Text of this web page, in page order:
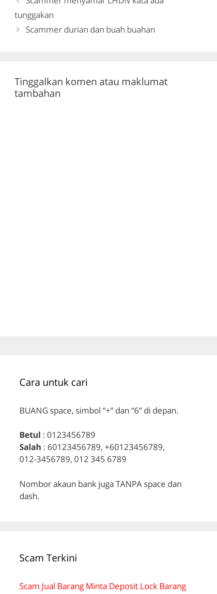
o
o
k
m p
p
tunggakan
Scammer durian dan buah buahan
Tinggalkan komen atau maklumat
tambahan
Cara untuk cari
BUANG space, simbol “+” dan “6” di depan.
Betul : 0123456789
Salah : 60123456789, +60123456789,
012-3456789, 012 345 6789
Nombor akaun bank juga TANPA space dan
dash.
Scam Terkini
Scam Jual Barang Minta Deposit Lock Barang